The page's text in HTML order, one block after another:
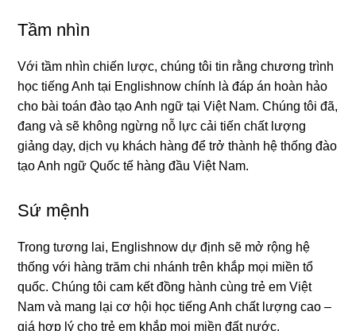
Tầm nhìn
Với tầm nhìn chiến lược, chúng tôi tin rằng chương trình
học tiếng Anh tại Englishnow chính là đáp án hoàn hảo
cho bài toán đào tạo Anh ngữ tại Việt Nam. Chúng tôi đã,
đang và sẽ không ngừng nỗ lực cải tiến chất lượng
giảng dạy, dịch vụ khách hàng để trở thành hệ thống đào
tạo Anh ngữ Quốc tế hàng đầu Việt Nam.
Sứ mệnh
Trong tương lai, Englishnow dự định sẽ mở rộng hệ
thống với hàng trăm chi nhánh trên khắp mọi miền tổ
quốc. Chúng tôi cam kết đồng hành cùng trẻ em Việt
Nam và mang lại cơ hội học tiếng Anh chất lượng cao –
giá hợp lý cho trẻ em khắp mọi miền đất nước.